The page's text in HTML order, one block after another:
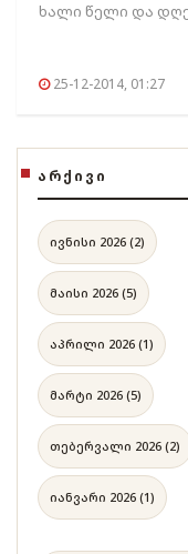
ხალი წელი და
25-12-2014, 01:27
ᲐᲠᲥᲘᲕᲘ
ივნისი 2026 (2)
მაისი 2026 (5)
აპრილი 2026 (1)
მარტი 2026 (5)
თებერვალი 2026 (2)
იანვარი 2026 (1)